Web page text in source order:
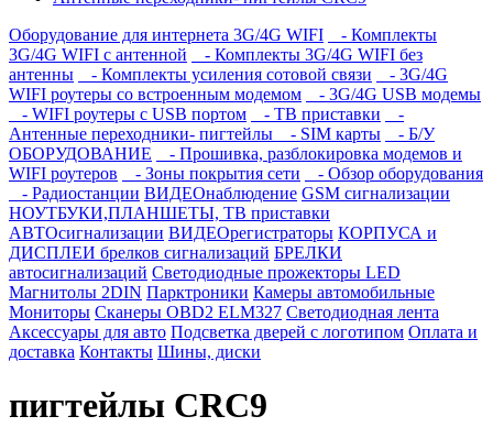
Оборудование для интернета 3G/4G WIFI
- Комплекты
3G/4G WIFI с антенной
- Комплекты 3G/4G WIFI без
антенны
- Комплекты усиления сотовой связи
- 3G/4G
WIFI роутеры со встроенным модемом
- 3G/4G USB модемы
- WIFI роутеры с USB портом
- ТВ приставки
-
Антенные переходники- пигтейлы
- SIM карты
- Б/У
ОБОРУДОВАНИЕ
- Прошивка, разблокировка модемов и
WIFI роутеров
- Зоны покрытия сети
- Обзор оборудования
- Радиостанции ВИДЕОнаблюдение GSM сигнализации
НОУТБУКИ,ПЛАНШЕТЫ, ТВ приставки
АВТОсигнализации ВИДЕОрегистраторы КОРПУСА и
ДИСПЛЕИ брелков сигнализаций БРЕЛКИ
автосигнализаций Светодиодные прожекторы LED
Магнитолы 2DIN Парктроники Камеры автомобильные
Мониторы Сканеры OBD2 ELM327 Светодиодная лента
Аксессуары для авто Подсветка дверей с логотипом Оплата и
доставка Контакты Шины, диски
пигтейлы CRC9